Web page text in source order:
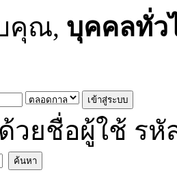
คุณ, บุคคลทั่ว
วยชื่อผู้ใช้ รหั